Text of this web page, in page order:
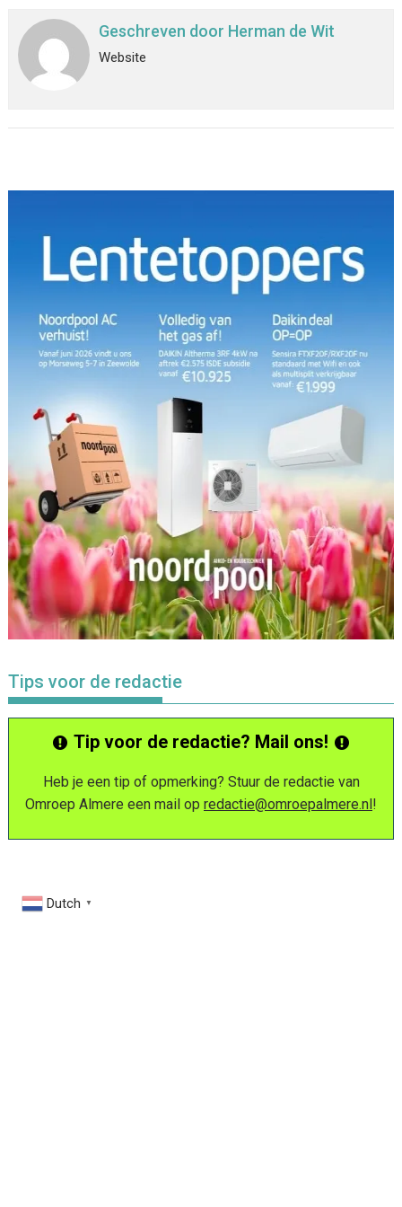
Geschreven door Herman de Wit
Website
Tips voor de redactie
Tip voor de redactie? Mail ons!
Heb je een tip of opmerking? Stuur de redactie van
Omroep Almere een mail op redactie@omroepalmere.nl!
Dutch ▼